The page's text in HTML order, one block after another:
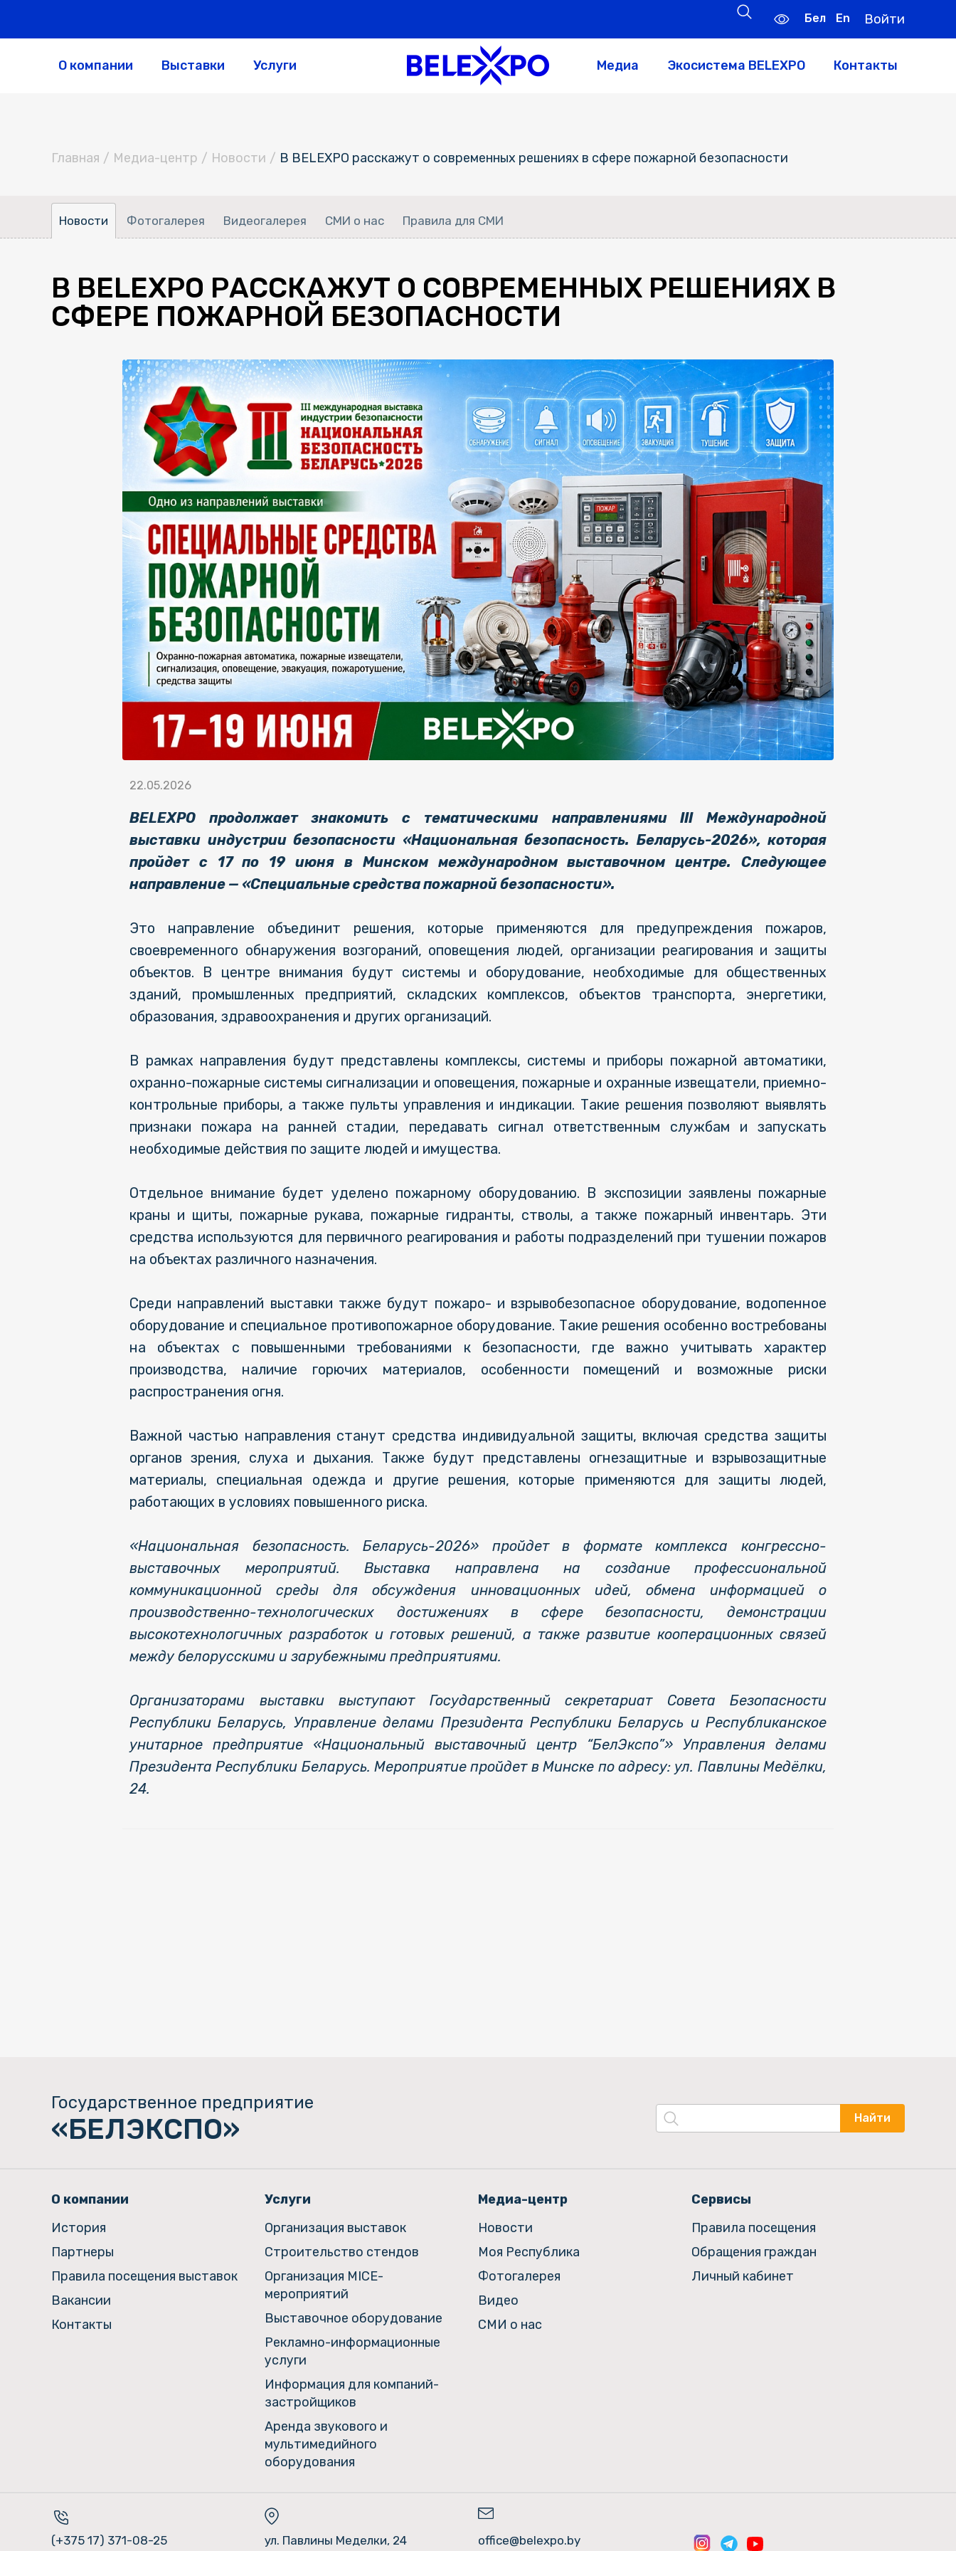
Бел En Войти
О компании Выставки Услуги Медиа Экосистема BELEXPO Контакты
Главная / Медиа-центр / Новости / В BELEXPO расскажут о современных решениях в сфере пожарной безопасности
Новости Фотогалерея Видеогалерея СМИ о нас Правила для СМИ
В BELEXPO РАССКАЖУТ О СОВРЕМЕННЫХ РЕШЕНИЯХ В
СФЕРЕ ПОЖАРНОЙ БЕЗОПАСНОСТИ
22.05.2026
BELEXPO продолжает знакомить с тематическими направлениями III Международной
выставки индустрии безопасности «Национальная безопасность. Беларусь-2026», которая
пройдет с 17 по 19 июня в Минском международном выставочном центре. Следующее
направление — «Специальные средства пожарной безопасности».
Это направление объединит решения, которые применяются для предупреждения пожаров,
своевременного обнаружения возгораний, оповещения людей, организации реагирования и защиты
объектов. В центре внимания будут системы и оборудование, необходимые для общественных
зданий, промышленных предприятий, складских комплексов, объектов транспорта, энергетики,
образования, здравоохранения и других организаций.
В рамках направления будут представлены комплексы, системы и приборы пожарной автоматики,
охранно-пожарные системы сигнализации и оповещения, пожарные и охранные извещатели, приемно-
контрольные приборы, а также пульты управления и индикации. Такие решения позволяют выявлять
признаки пожара на ранней стадии, передавать сигнал ответственным службам и запускать
необходимые действия по защите людей и имущества.
Отдельное внимание будет уделено пожарному оборудованию. В экспозиции заявлены пожарные
краны и щиты, пожарные рукава, пожарные гидранты, стволы, а также пожарный инвентарь. Эти
средства используются для первичного реагирования и работы подразделений при тушении пожаров
на объектах различного назначения.
Среди направлений выставки также будут пожаро- и взрывобезопасное оборудование, водопенное
оборудование и специальное противопожарное оборудование. Такие решения особенно востребованы
на объектах с повышенными требованиями к безопасности, где важно учитывать характер
производства, наличие горючих материалов, особенности помещений и возможные риски
распространения огня.
Важной частью направления станут средства индивидуальной защиты, включая средства защиты
органов зрения, слуха и дыхания. Также будут представлены огнезащитные и взрывозащитные
материалы, специальная одежда и другие решения, которые применяются для защиты людей,
работающих в условиях повышенного риска.
«Национальная безопасность. Беларусь-2026» пройдет в формате комплекса конгрессно-
выставочных мероприятий. Выставка направлена на создание профессиональной
коммуникационной среды для обсуждения инновационных идей, обмена информацией о
производственно-технологических достижениях в сфере безопасности, демонстрации
высокотехнологичных разработок и готовых решений, а также развитие кооперационных связей
между белорусскими и зарубежными предприятиями.
Организаторами выставки выступают Государственный секретариат Совета Безопасности
Республики Беларусь, Управление делами Президента Республики Беларусь и Республиканское
унитарное предприятие «Национальный выставочный центр “БелЭкспо”» Управления делами
Президента Республики Беларусь. Мероприятие пройдет в Минске по адресу: ул. Павлины Медёлки,
24.
Государственное предприятие
«БЕЛЭКСПО» Найти
О компании
История
Партнеры
Правила посещения выставок
Вакансии
Контакты
Услуги
Организация выставок
Строительство стендов
Организация MICE-
мероприятий
Выставочное оборудование
Рекламно-информационные
услуги
Информация для компаний-
застройщиков
Аренда звукового и
мультимедийного
оборудования
Медиа-центр
Новости
Моя Республика
Фотогалерея
Видео
СМИ о нас
Сервисы
Правила посещения
Обращения граждан
Личный кабинет
(+375 17) 371-08-25
ул. Павлины Меделки, 24
office@belexpo.by